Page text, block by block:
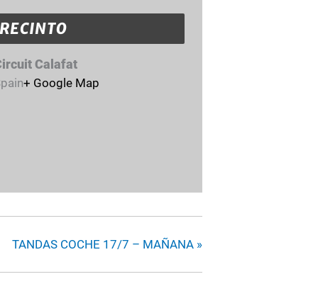
Calafat
+ Google Map
TANDAS COCHE 17/7 – MAÑANA »